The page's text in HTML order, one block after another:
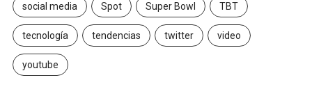
social media Spot Super Bowl TBT
tecnología tendencias twitter video
youtube